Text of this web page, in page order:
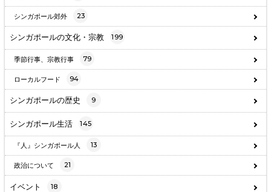
シンガポール郊外 23
シンガポールの文化・宗教 199
季節行事、宗教行事 79
ローカルフード 94
シンガポールの歴史 9
シンガポール生活 145
『人』シンガポール人 13
政治について 21
イベント 18